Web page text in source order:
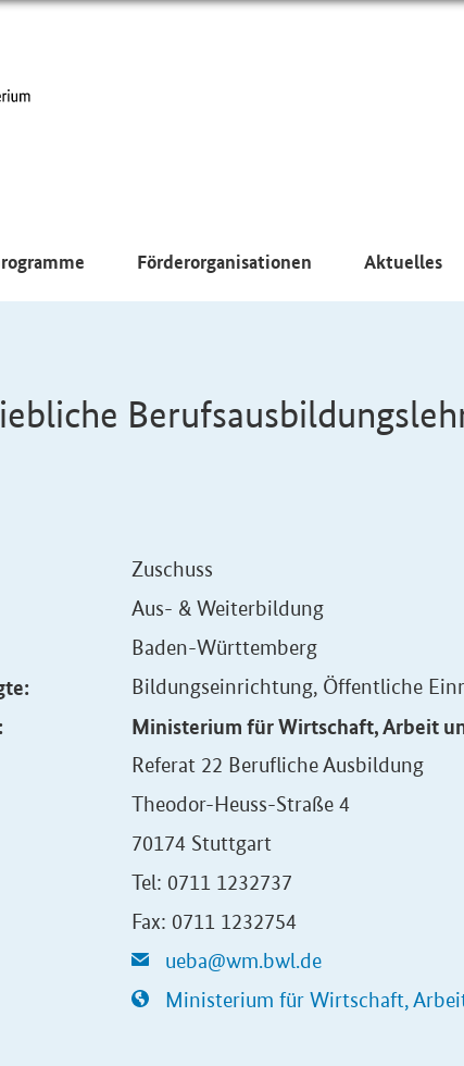
Förderorganisationen Aktuelles
Zuschuss
Aus- & Weiterbildung
Baden-Württemberg
Bildungseinrichtung, Öffentliche
Ministerium für Wirtschaft, Arbeit
Referat 22 Berufliche Ausbildung
Theodor-Heuss-Straße 4
70174 Stuttgart
Tel: 0711 1232737
Fax: 0711 1232754
ueba@wm.bwl.de
Ministerium für Wirtschaft,